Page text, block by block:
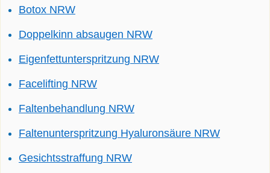
Botox NRW
Doppelkinn absaugen NRW
Eigenfettunterspritzung NRW
Facelifting NRW
Faltenbehandlung NRW
Faltenunterspritzung Hyaluronsäure NRW
Gesichtsstraffung NRW